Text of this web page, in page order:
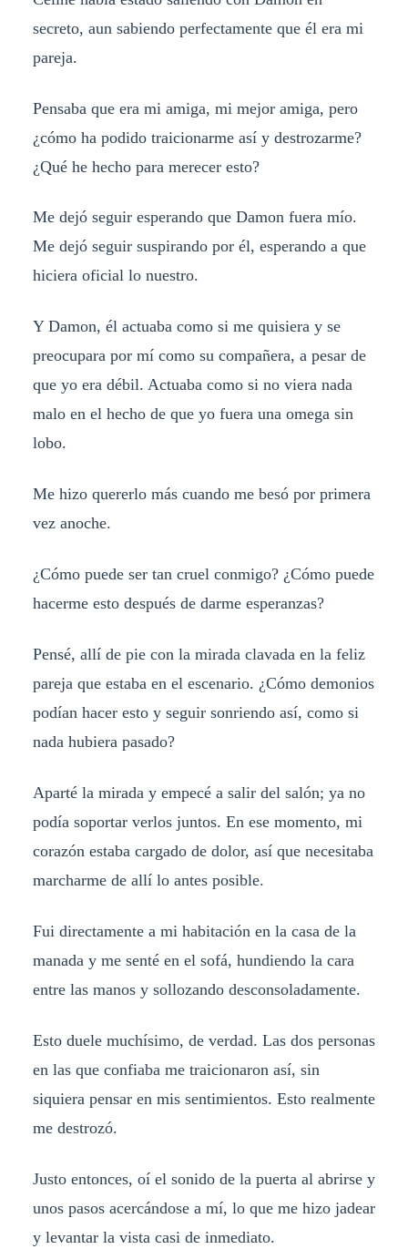
secreto, aun sabiendo perfectamente que él era mi
pareja.
Pensaba que era mi amiga, mi mejor amiga, pero
¿cómo ha podido traicionarme así y destrozarme?
¿Qué he hecho para merecer esto?
Me dejó seguir esperando que Damon fuera mío.
Me dejó seguir suspirando por él, esperando a que
hiciera oficial lo nuestro.
Y Damon, él actuaba como si me quisiera y se
preocupara por mí como su compañera, a pesar de
que yo era débil. Actuaba como si no viera nada
malo en el hecho de que yo fuera una omega sin
lobo.
Me hizo quererlo más cuando me besó por primera
vez anoche.
¿Cómo puede ser tan cruel conmigo? ¿Cómo puede
hacerme esto después de darme esperanzas?
Pensé, allí de pie con la mirada clavada en la feliz
pareja que estaba en el escenario. ¿Cómo demonios
podían hacer esto y seguir sonriendo así, como si
nada hubiera pasado?
Aparté la mirada y empecé a salir del salón; ya no
podía soportar verlos juntos. En ese momento, mi
corazón estaba cargado de dolor, así que necesitaba
marcharme de allí lo antes posible.
Fui directamente a mi habitación en la casa de la
manada y me senté en el sofá, hundiendo la cara
entre las manos y sollozando desconsoladamente.
Esto duele muchísimo, de verdad. Las dos personas
en las que confiaba me traicionaron así, sin
siquiera pensar en mis sentimientos. Esto realmente
me destrozó.
Justo entonces, oí el sonido de la puerta al abrirse y
unos pasos acercándose a mí, lo que me hizo jadear
y levantar la vista casi de inmediato.